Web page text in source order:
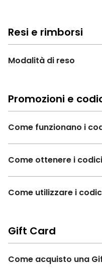
Resi e rimborsi
Modalità di reso
Promozioni e
Come funzionano i
Come ottenere i
Come utilizzare i
Gift Card
Come acquisto una